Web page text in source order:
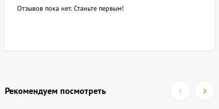
Отзывов пока нет. Станьте первым!
Рекомендуем посмотреть